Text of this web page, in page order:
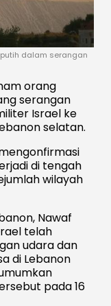
dalam serangan
orang
serangan
Israel ke
selatan.
di tengah
wilayah
Nawaf
telah
udara dan
di Lebanon
pada 16